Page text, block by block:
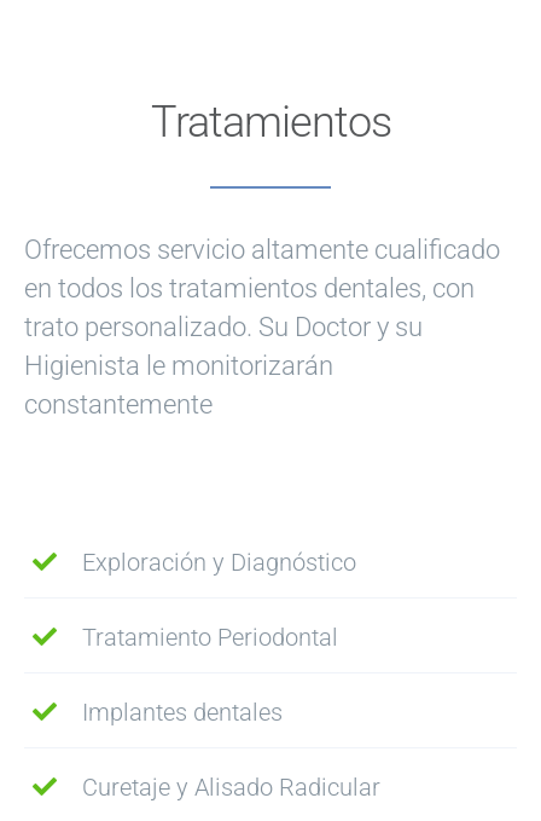
Tratamientos
Ofrecemos servicio altamente cualificado
en todos los tratamientos dentales, con
trato personalizado. Su Doctor y su
Higienista le monitorizarán
constantemente
Exploración y Diagnóstico
Tratamiento Periodontal
Implantes dentales
Curetaje y Alisado Radicular